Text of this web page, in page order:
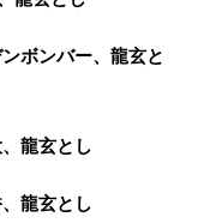
ンバー、龍玄と
玄とし
玄とし